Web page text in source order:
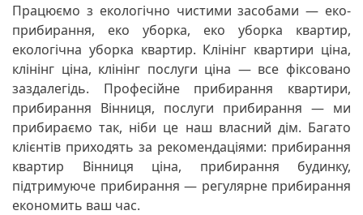
Працюємо з екологічно чистими засобами — еко-
прибирання, еко уборка, еко уборка квартир,
екологічна уборка квартир. Клінінг квартири ціна,
клінінг ціна, клінінг послуги ціна — все фіксовано
заздалегідь. Професійне прибирання квартири,
прибирання Вінниця, послуги прибирання — ми
прибираємо так, ніби це наш власний дім. Багато
клієнтів приходять за рекомендаціями: прибирання
квартир Вінниця ціна, прибирання будинку,
підтримуюче прибирання — регулярне прибирання
економить ваш час.